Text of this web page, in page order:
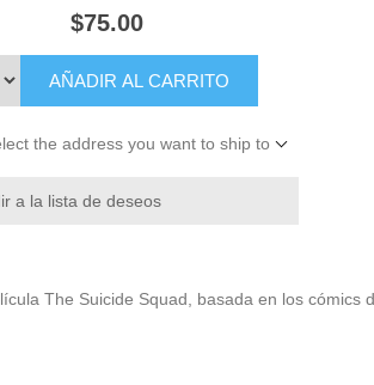
$75.00
AÑADIR AL CARRITO
the address you want to ship to
a la lista de deseos
The Suicide Squad, basada en los